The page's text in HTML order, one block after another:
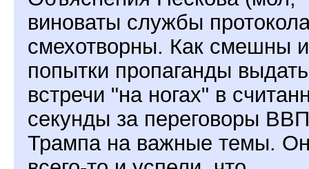
виноваты службы
смехотворны. Как смешны и
попытки пропаганды
встречи "на ногах" в
секунды за переговоры
Трампа на важные темы.